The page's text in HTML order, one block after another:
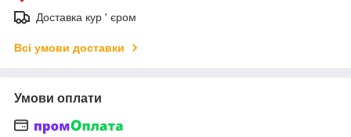
Доставка кур ' єром
Всі умови доставки
Умови оплати